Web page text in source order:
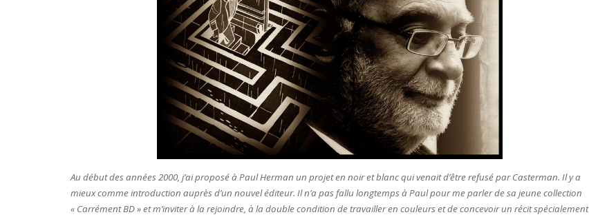
Au début des années 2000, j’ai proposé à Paul Herman un projet en noir et blanc qui venait d’être refusé par Casterman. Il y a
mieux comme introduction auprès d’un nouvel éditeur. Il n’a pas fallu longtemps à Paul pour me parler de sa jeune collection
« Carrément BD » et m’inviter à la rejoindre, à la double condition de travailler en couleurs et de concevoir un récit spécialement